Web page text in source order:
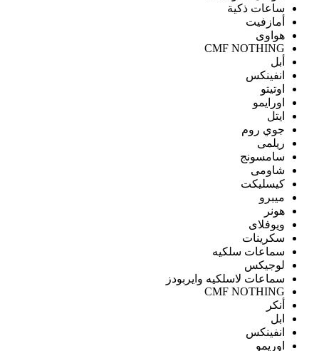
ساعات ذكية
أمازفيت
هواوى
CMF NOTHING
أبل
انفينكس
اوتيتو
اورايمو
ايتل
جوي روم
ريلمى
سامسونج
شاومى
كيسليكت
ميبرو
هونر
ويوفلاى
سكرينات
سماعات سلكيه
لوجيكس
سماعات لاسلكيه وايربودز
CMF NOTHING
أنكر
ابل
انفينكس
اوريمو